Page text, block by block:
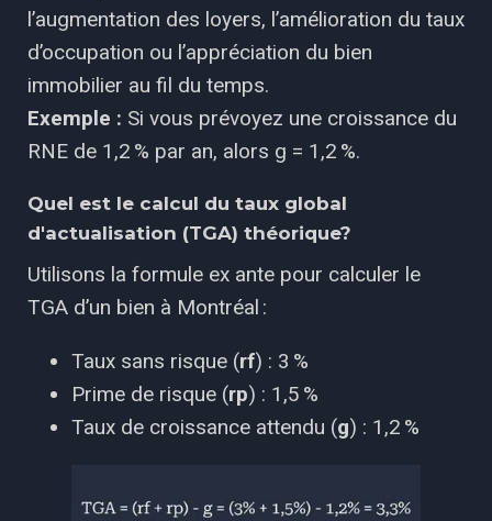
l’augmentation des loyers, l’amélioration du taux
d’occupation ou l’appréciation du bien
immobilier au fil du temps.
Exemple : Si vous prévoyez une croissance du
RNE de 1,2 % par an, alors g = 1,2 %.
Quel est le calcul du taux global
d'actualisation (TGA) théorique?
Utilisons la formule ex ante pour calculer le
TGA d’un bien à Montréal :
Taux sans risque (rf) : 3 %
Prime de risque (rp) : 1,5 %
Taux de croissance attendu (g) : 1,2 %